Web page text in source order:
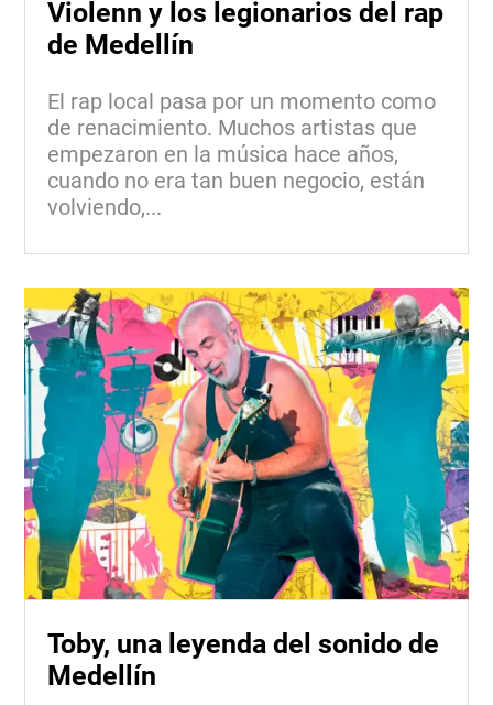
Violenn y los legionarios del rap
de Medellín
El rap local pasa por un momento como
de renacimiento. Muchos artistas que
empezaron en la música hace años,
cuando no era tan buen negocio, están
volviendo,...
Toby, una leyenda del sonido de
Medellín